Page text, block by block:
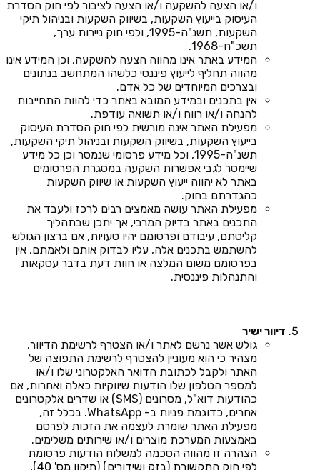
ו/או הצעה להשקעה ו/או הצעה לציבור לפי חוק הסדרת
העיסוק בייעוץ השקעות, בשיווק השקעות ובניהול תיקי
השקעות, תשנ"ה-1995, ולפי חוק ניירות ערך,
תשכ"ח-1968.
המידע באתר אינו מהווה הצעה להשקעה, וכן המידע אינו
מהווה תחליף לייעוץ פיננסי כלשהו המתחשב בנתונים
ובצרכים המיוחדים של כל אדם.
אין בתכנים ובמידע המובא באתר כדי להוות התחייבות
להנחה ו/או רווח ו/או תשואה עודפת.
מפעילת האתר אינה מורשית לפי חוק הסדרת העיסוק
בייעוץ השקעות, בשיווק השקעות ובניהול תיקי השקעות,
תשנ"ה-1995, וכל מידע פרסומי שנמסר וכן כל מידע
שיימסר לגבי אפשרות השקעה במסגרת הפרסומים
באתר לא יהווה ייעוץ השקעות או שיווק השקעות
כהגדרתם בחוק.
מפעילת האתר עושה מאמצים רבים לרכז ולעבד את
התכנים באתר בדיוק המרבי, אך יתכן שבתהליך
קליטתם, עיבודם ופרסומם יהיו טעויות, אם ברצון הגולש
להשתמש בתכנים אלה, עליו לבדוק אותם ולאמתם, אין
בפרסומם משום המלצה או חוות דעת בדבר עסקאות
והתנהלות פיננסית.
דיוור ישיר
גולש אשר נרשם לאתר ו/או הצטרף לרשימת הדיוור,
מצהיר כי הוא מעוניין להצטרף לרשימת התפוצה של
האתר ולקבל לכתובת הדואר האלקטרוני שלו ו/או
למספר הטלפון שלו הודעות שיווקיות כאלה ואחרות, אם
כהודעות דוא"ל, מסרונים (SMS) או שדרים אלקטרונים
אחרים, כדוגמת פניות ב- WhatsApp. בכלל זה,
מפעילת האתר שומרת לעצמה את הזכות לפרסם
באמצעות המערכת מוצרים ו/או שירותים משלימים.
הצהרה זו מהווה הסכמה למשלוח הודעות פרסומת
לפי
חוק התקשורת (בזק ושידורים) (תיקון מס' 40),